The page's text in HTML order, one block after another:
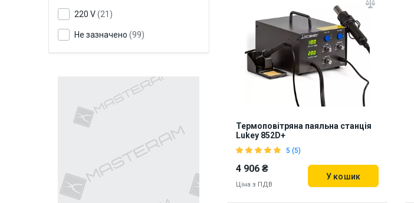
869153
Термоповітряна паяльна станція
Lukey 852D+
5 (5)
4 906 ₴
Ціна з ПДВ
У кошик
220 V(21)
Не зазначено (99)